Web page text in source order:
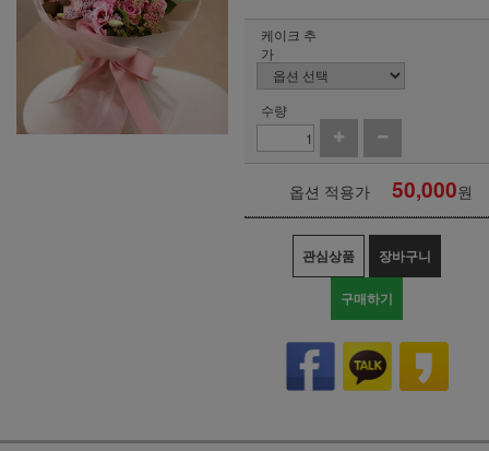
케이크 추
가
수량
옵션 적용가 50,000원
관심상품 장바구니
구매하기